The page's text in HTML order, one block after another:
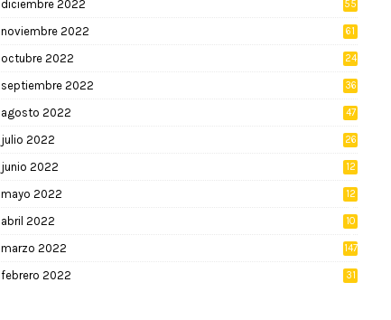
diciembre 2022 55
noviembre 2022 61
octubre 2022 24
septiembre 2022 36
agosto 2022 47
julio 2022 26
junio 2022
12
mayo 2022
12
abril 2022
10
marzo 2022 147
febrero 2022 31